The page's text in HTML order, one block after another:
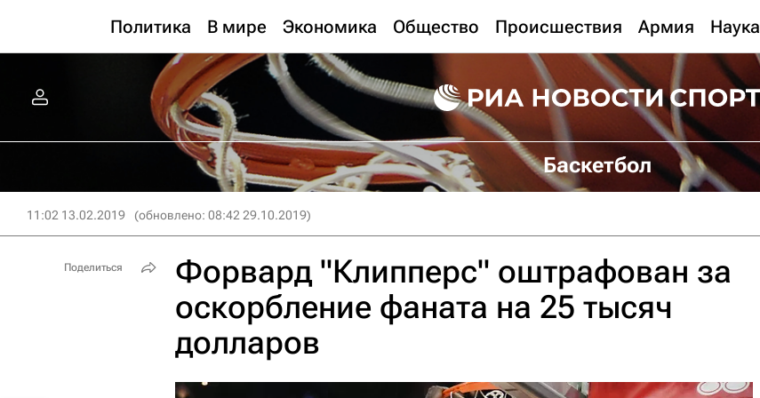
Политика В мире Экономика Общество Происшествия Армия Наука
Баскетбол
11:02 13.02.2019 (обновлено: 08:42 29.10.2019)
Форвард "Клипперс" оштрафован за
оскорбление фаната на 25 тысяч
долларов
Поделиться